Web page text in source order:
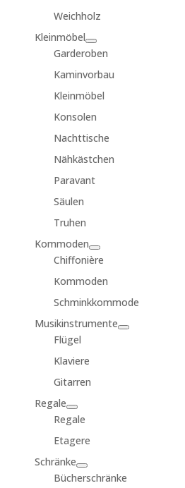
Weichholz
Kleinmöbel
Garderoben
Kaminvorbau
Kleinmöbel
Konsolen
Nachttische
Nähkästchen
Paravant
Säulen
Truhen
Kommoden
Chiffonière
Kommoden
Schminkkommode
Musikinstrumente
Flügel
Klaviere
Gitarren
Regale
Regale
Etagere
Schränke
Bücherschränke